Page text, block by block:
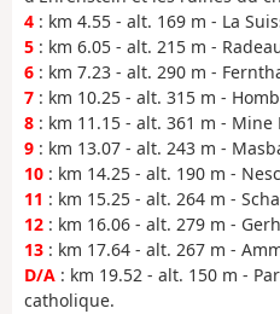
4 : km 4.55 - alt. 169 m - La
5 : km 6.05 - alt. 215 m -
6 : km 7.23 - alt. 290 m -
7 : km 10.25 - alt. 315 m -
8 : km 11.15 - alt. 361 m - Mine
9 : km 13.07 - alt. 243 m -
10 : km 14.25 - alt. 190 m -
11 : km 15.25 - alt. 264 m -
12 : km 16.06 - alt. 279 m -
13 : km 17.64 - alt. 267 m -
D/A : km 19.52 - alt. 150 m -
catholique.